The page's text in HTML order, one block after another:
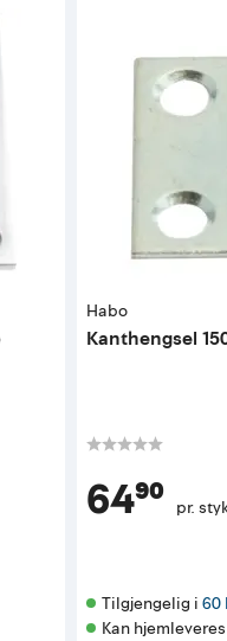
Habo
Kanthengsel
64⁹⁰ pr.
Tilgjengelig i 60
Kan